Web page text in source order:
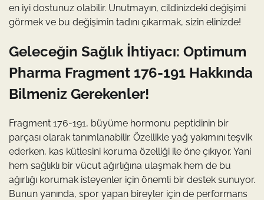
en iyi dostunuz olabilir. Unutmayın, cildinizdeki değişimi
görmek ve bu değişimin tadını çıkarmak, sizin elinizde!
Geleceğin Sağlık İhtiyacı: Optimum
Pharma Fragment 176-191 Hakkında
Bilmeniz Gerekenler!
Fragment 176-191, büyüme hormonu peptidinin bir
parçası olarak tanımlanabilir. Özellikle yağ yakımını teşvik
ederken, kas kütlesini koruma özelliği ile öne çıkıyor. Yani
hem sağlıklı bir vücut ağırlığına ulaşmak hem de bu
ağırlığı korumak isteyenler için önemli bir destek sunuyor.
Bunun yanında, spor yapan bireyler için de performans